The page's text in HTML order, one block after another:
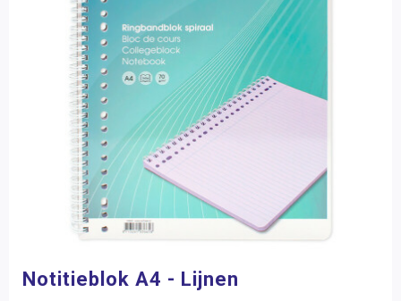
Notitieblok A4 - Lijnen